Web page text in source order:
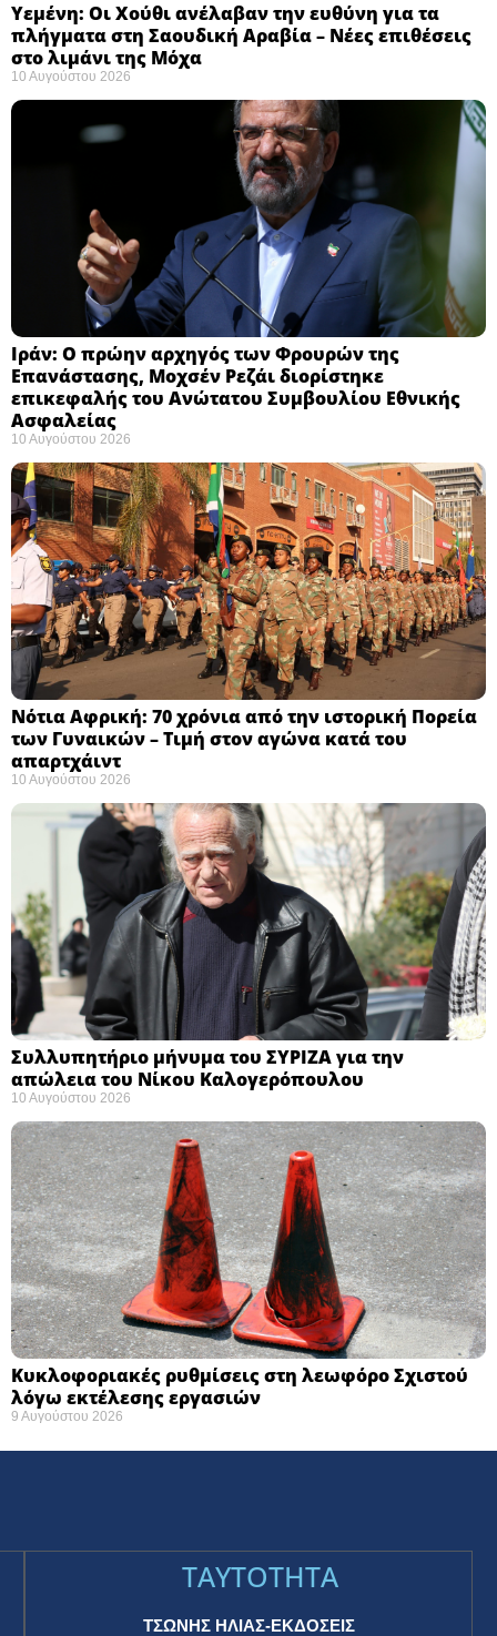
Υεμένη: Οι Χούθι ανέλαβαν την ευθύνη για τα
πλήγματα στη Σαουδική Αραβία – Νέες επιθέσεις
στο λιμάνι της Μόχα ​
10 Αυγούστου 2026
Ιράν: Ο πρώην αρχηγός των Φρουρών της
Επανάστασης, Μοχσέν Ρεζάι διορίστηκε
επικεφαλής του Ανώτατου Συμβουλίου Εθνικής
Ασφαλείας ​
10 Αυγούστου 2026
Νότια Αφρική: 70 χρόνια από την ιστορική Πορεία
των Γυναικών – Τιμή στον αγώνα κατά του
απαρτχάιντ ​
10 Αυγούστου 2026
Συλλυπητήριο μήνυμα του ΣΥΡΙΖΑ για την
απώλεια του Νίκου Καλογερόπουλου ​
10 Αυγούστου 2026
Κυκλοφοριακές ρυθμίσεις στη λεωφόρο Σχιστού
λόγω εκτέλεσης εργασιών
9 Αυγούστου 2026
TAYTOTHTA
ΤΣΩΝΗΣ ΗΛΙΑΣ-ΕΚΔΟΣΕΙΣ